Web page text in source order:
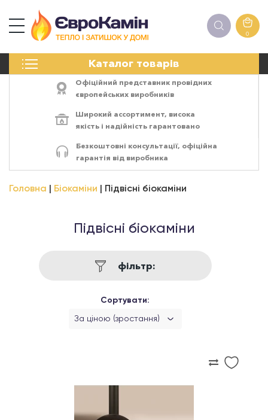
0
Каталог товарів
ПЕЧІ
ЕЛЕКТРОКАМІНИ
АКСЕСУАРИ
Офіційний представник провідних
європейських виробників
Широкий ассортимент, висока
якість і надійність гарантовано
Безкоштовні консультації, офіційна
гарантія від виробника
Головна Біокаміни Підвісні біокаміни
Підвісні біокаміни
фільтр:
Сортувати:
За ціною (зростання)